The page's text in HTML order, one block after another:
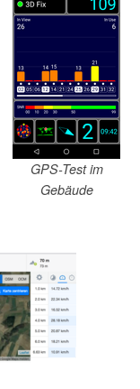
GPS-Test im
Gebäude